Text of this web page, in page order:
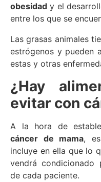
obesidad y el
entre los que se
Las grasas animales
estrógenos y pueden
estas y otras
¿Hay
evitar con
A la hora de
cáncer de mama,
incluye en ella que lo
vendrá condicionado
de cada paciente.